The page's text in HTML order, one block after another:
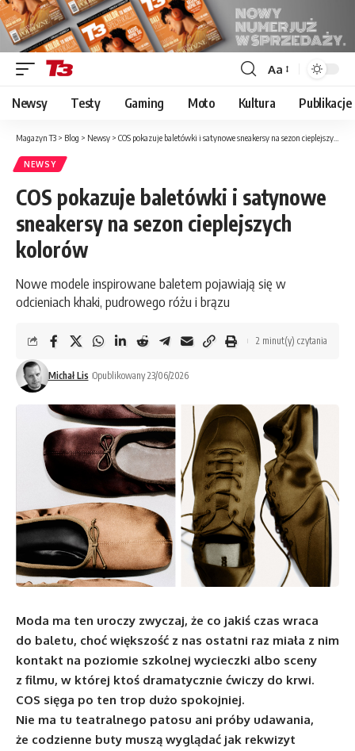
Font
Resizer
Aa
Newsy Testy Gaming Moto Kultura Publikacje
Magazyn T3 > Blog > Newsy > COS pokazuje baletówki i satynowe sneakersy na sezon cieplejszych kolorów
NEWSY
COS pokazuje baletówki i satynowe
sneakersy na sezon cieplejszych
kolorów
Nowe modele inspirowane baletem pojawiają się w
odcieniach khaki, pudrowego różu i brązu
Michał Lis Opublikowany 23/06/2026
2 minut(y) czytania
Moda ma ten uroczy zwyczaj, że co jakiś czas wraca
do baletu, choć większość z nas ostatni raz miała z nim
kontakt na poziomie szkolnej wycieczki albo sceny
z filmu, w której ktoś dramatycznie ćwiczy do krwi.
COS sięga po ten trop dużo spokojniej.
Nie ma tu teatralnego patosu ani próby udawania,
że codzienne buty muszą wyglądać jak rekwizyt